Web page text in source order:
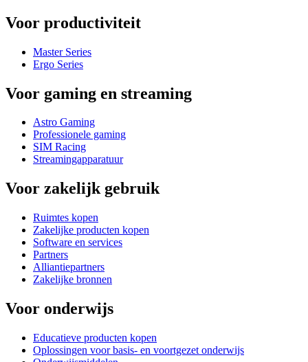
Voor productiviteit
Master Series
Ergo Series
Voor gaming en streaming
Astro Gaming
Professionele gaming
SIM Racing
Streamingapparatuur
Voor zakelijk gebruik
Ruimtes kopen
Zakelijke producten kopen
Software en services
Partners
Alliantiepartners
Zakelijke bronnen
Voor onderwijs
Educatieve producten kopen
Oplossingen voor basis- en voortgezet onderwijs